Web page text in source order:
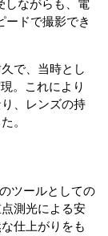
しながらも、電
ードで撮影でき
で、当時とし
。これにより
、レンズの持
。
ツールとしての
測光による安
仕上がりをも